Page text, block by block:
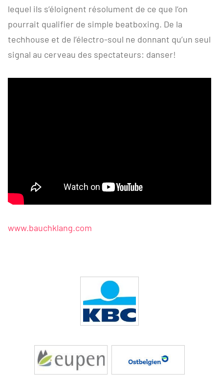
lequel ils s‘éloignent résolument de ce que l‘on
pourrait qualifier de simple beatboxing. De la
techhouse et de l’électro-soul ne donnant qu’un seul
signal au cerveau des spectateurs: danser!
www.bauchklang.com